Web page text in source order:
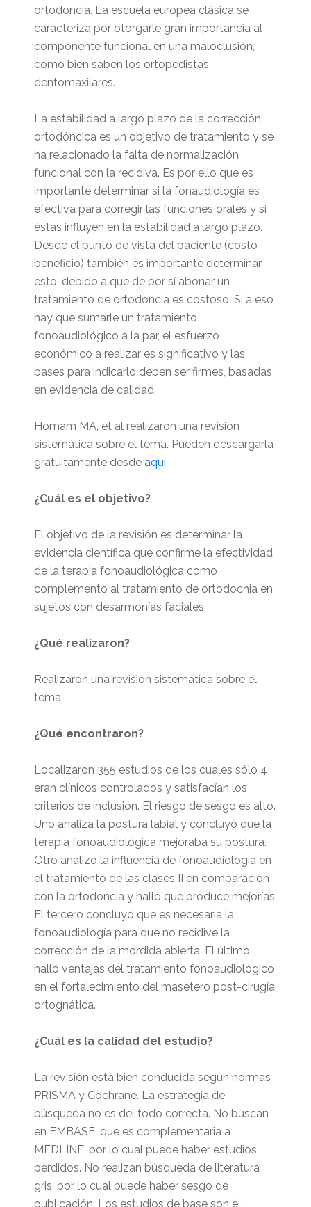
ortodoncia. La escuela europea clásica se
caracteriza por otorgarle gran importancia al
componente funcional en una maloclusión,
como bien saben los ortopedistas
dentomaxilares.
La estabilidad a largo plazo de la corrección
ortodóncica es un objetivo de tratamiento y se
ha relacionado la falta de normalización
funcional con la recidiva. Es por ello que es
importante determinar si la fonaudiología es
efectiva para corregir las funciones orales y si
éstas influyen en la estabilidad a largo plazo.
Desde el punto de vista del paciente (costo-
beneficio) también es importante determinar
esto, debido a que de por sí abonar un
tratamiento de ortodoncia es costoso. Si a eso
hay que sumarle un tratamiento
fonoaudiológico a la par, el esfuerzo
económico a realizar es significativo y las
bases para indicarlo deben ser firmes, basadas
en evidencia de calidad.
Homam MA, et al realizaron una revisión
sistemática sobre el tema. Pueden descargarla
gratuitamente desde aquí.
¿Cuál es el objetivo?
El objetivo de la revisión es determinar la
evidencia científica que confirme la efectividad
de la terapia fonoaudiológica como
complemento al tratamiento de ortodocnia en
sujetos con desarmonías faciales.
¿Qué realizaron?
Realizaron una revisión sistemática sobre el
tema.
¿Qué encontraron?
Localizaron 355 estudios de los cuales sólo 4
eran clínicos controlados y satisfacían los
criterios de inclusión. El riesgo de sesgo es alto.
Uno analiza la postura labial y concluyó que la
terapia fonoaudiológica mejoraba su postura.
Otro analizó la influencia de fonoaudiología en
el tratamiento de las clases II en comparación
con la ortodoncia y halló que produce mejorías.
El tercero concluyó que es necesaria la
fonoaudiología para que no recidive la
corrección de la mordida abierta. El último
halló ventajas del tratamiento fonoaudiológico
en el fortalecimiento del masetero post-cirugía
ortognática.
¿Cuál es la calidad del estudio?
La revisión está bien conducida según normas
PRISMA y Cochrane. La estrategia de
búsqueda no es del todo correcta. No buscan
en EMBASE, que es complementaria a
MEDLINE, por lo cual puede haber estudios
perdidos. No realizan búsqueda de literatura
gris, por lo cual puede haber sesgo de
publicación. Los estudios de base son el